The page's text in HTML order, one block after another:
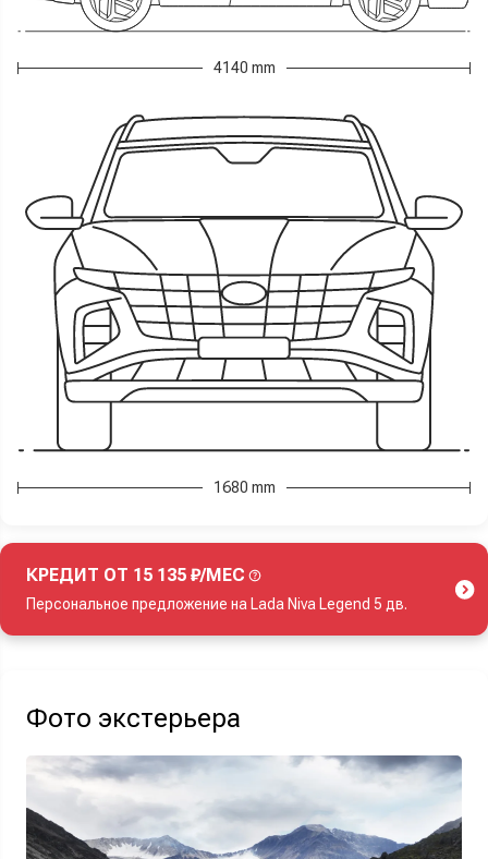
4140 mm
1680 mm
КРЕДИТ ОТ 15 135 ₽/МЕС
Персональное предложение на Lada Niva Legend 5 дв.
Фото экстерьера